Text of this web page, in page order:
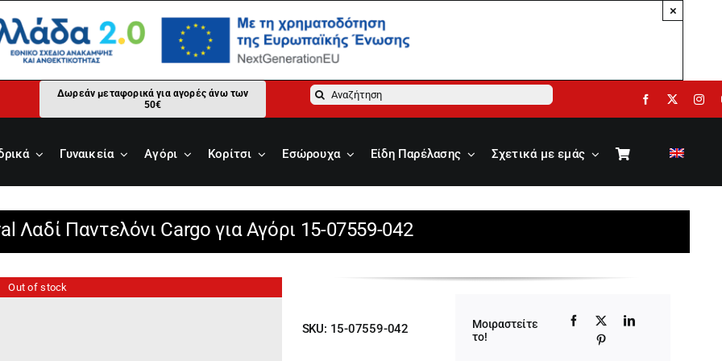
×
Δωρεάν μεταφορικά για αγορές άνω των
50€
Αναζήτηση
Γυναικεία Αγόρι Κορίτσι Εσώρουχα Είδη Παρέλασης Σχετικά με εμάς
Λαδί Παντελόνι Cargo για Αγόρι 15-07559-042
Out of stock
SKU: 15-07559-042
Μοιραστείτε
το!